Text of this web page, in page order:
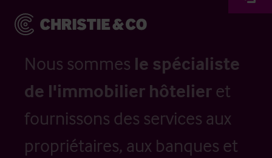
Nous sommes le spécialiste
de l'immobilier hôtelier et
fournissons des services aux
propriétaires, aux banques et